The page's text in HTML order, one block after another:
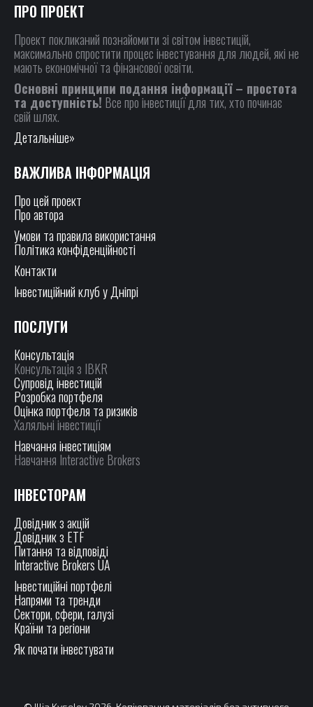
ПРО ПРОЕКТ
Проект покликаний познайомити зі світом інвестицій,
максимально спростити процес інвестування для людей, які не
мають економічної та фінансової освіти.
Основні принципи подання інформації – простота
та доступність! Все про інвестиції для тих, хто починає
свій шлях.
Детальніше»
ВАЖЛИВА ІНФОРМАЦІЯ
Про цей проект
Про автора
Умови та правила використання
Політика конфіденційності
Контакти
Інвестиційний клуб у Дніпрі
ПОСЛУГИ
Консультація
Консультація з IBKR
Супровід інвестицій
Розробка портфеля
Оцінка портфеля та ризиків
Халяльні інвестиції
Навчання інвестиціям
Навчання Interactive Brokers
ІНВЕСТОРАМ
Довідник з акцій
Довідник з ETF
Питання та відповіді
Interactive Brokers UA
Інвестиційні портфелі
Напрями та тренди
Сектори, сфери, галузі
Країни та регіони
Як почати інвестувати